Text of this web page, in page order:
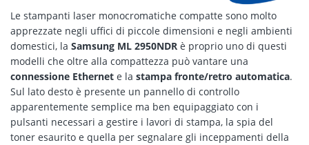
Le stampanti laser monocromatiche compatte sono molto
apprezzate negli uffici di piccole dimensioni e negli ambienti
domestici, la Samsung ML 2950NDR è proprio uno di questi
modelli che oltre alla compattezza può vantare una
connessione Ethernet e la stampa fronte/retro automatica.
Sul lato desto è presente un pannello di controllo
apparentemente semplice ma ben equipaggiato con i
pulsanti necessari a gestire i lavori di stampa, la spia del
toner esaurito e quella per segnalare gli inceppamenti della